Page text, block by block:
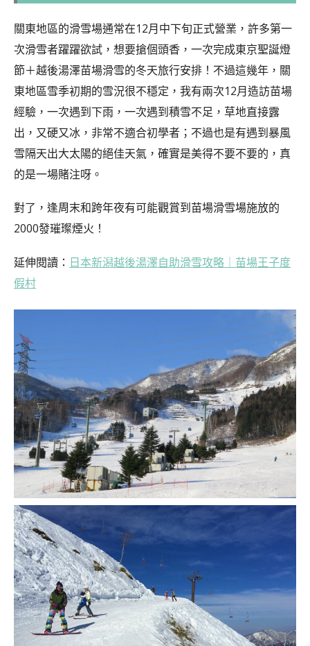
關東地區的滑雪場通常在12月中下旬正式營業，許多第一
次滑雪者躍躍欲試，想要搶個頭香，一次完成東京聖誕燈
節＋越後湯澤苗場滑雪的冬天旅行安排！不過這幾年，關
東地區雪季初期的雪況很不穩定，我有兩次12月造訪苗場
經驗，一次遇到下雨，一次遇到積雪不足，草地直接露
出，又硬又冰，非常不適合初學者；不過也是有遇到暴風
雪隔天出大太陽的絕佳天氣，確實是美得不要不要的，真
的是一場賭注呀。
對了，逢周末和跨年夜有可能觀賞到苗場滑雪場施放的
2000發璀璨煙火！
延伸閱讀： 日本新潟越後湯澤自助滑雪攻略｜苗場王子度
假村